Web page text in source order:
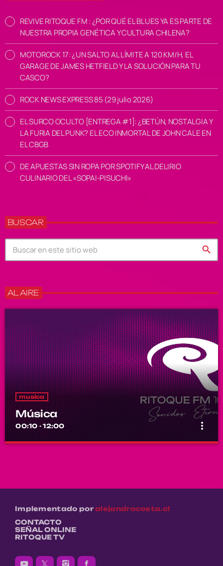
REVIVE RITOQUE FM : ¿POR QUÉ EL BLUES YA ES PARTE DE
NUESTRA PROPIA GENÉTICA Y CULTURA CHILENA?
MOTOROCK 17: ¿UN SALTO AL LÍMITE A 120 KM/H, EL
GARAGE DE JAMES HETFIELD Y LA SOLUCIÓN PARA TU
CASCO?
ROCK NEWS EXPRESS 85 (29 julio 2026)
EL SURCO OCULTO [ENTREGA #1]: ¿BETÚN, NOSTALGIA Y
LA FURIA DEL PUNK? EL ECO INMORTAL DE JOHN CALE EN
EL CBGB
DE APUESTAS SIN ROPA POR SPOTIFY AL DELIRIO
CULINARIO DEL «SOPAI-PISUCHI»
BUSCAR
search
AL AIRE
musica
Música
00:10 - 12:00 more_vert
Música
Implementado poralejandrocosta.cl
CONTACTO
SEÑAL ONLINE
RITOQUE TV